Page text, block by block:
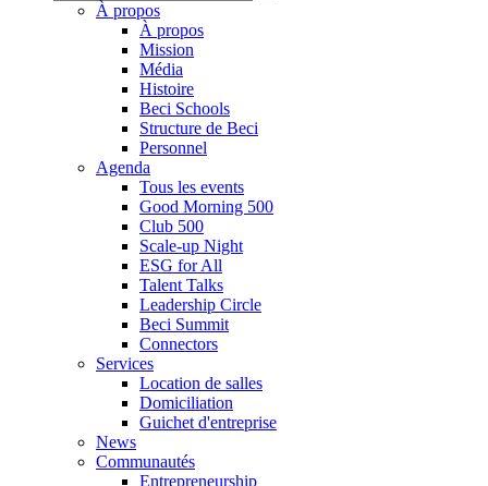
À propos
À propos
Mission
Média
Histoire
Beci Schools
Structure de Beci
Personnel
Agenda
Tous les events
Good Morning 500
Club 500
Scale-up Night
ESG for All
Talent Talks
Leadership Circle
Beci Summit
Connectors
Services
Location de salles
Domiciliation
Guichet d'entreprise
News
Communautés
Entrepreneurship